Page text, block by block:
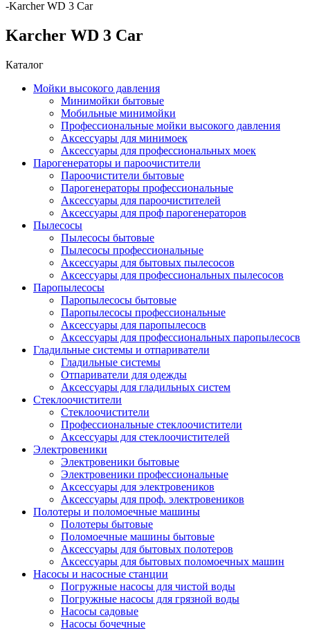
-Karcher WD 3 Car
Karcher WD 3 Car
Каталог
Мойки высокого давления
Минимойки бытовые
Мобильные минимойки
Профессиональные мойки высокого давления
Аксессуары для минимоек
Аксессуары для профессиональных моек
Парогенераторы и пароочистители
Пароочистители бытовые
Парогенераторы профессиональные
Аксессуары для пароочистителей
Аксессуары для проф парогенераторов
Пылесосы
Пылесосы бытовые
Пылесосы профессиональные
Аксессуары для бытовых пылесосов
Аксессуары для профессиональных пылесосов
Паропылесосы
Паропылесосы бытовые
Паропылесосы профессиональные
Аксессуары для паропылесосв
Аксессуары для профессиональных паропылесосв
Гладильные системы и отпариватели
Гладильные системы
Отпариватели для одежды
Аксессуары для гладильных систем
Стеклоочистители
Стеклоочистители
Профессиональные стеклоочистители
Аксессуары для стеклоочистителей
Электровеники
Электровеники бытовые
Электровеники профессиональные
Аксессуары для электровеников
Аксессуары для проф. электровеников
Полотеры и поломоечные машины
Полотеры бытовые
Поломоечные машины бытовые
Аксессуары для бытовых полотеров
Аксессуары для бытовых поломоечных машин
Насосы и насосные станции
Погружные насосы для чистой воды
Погружные насосы для грязной воды
Насосы садовые
Насосы бочечные